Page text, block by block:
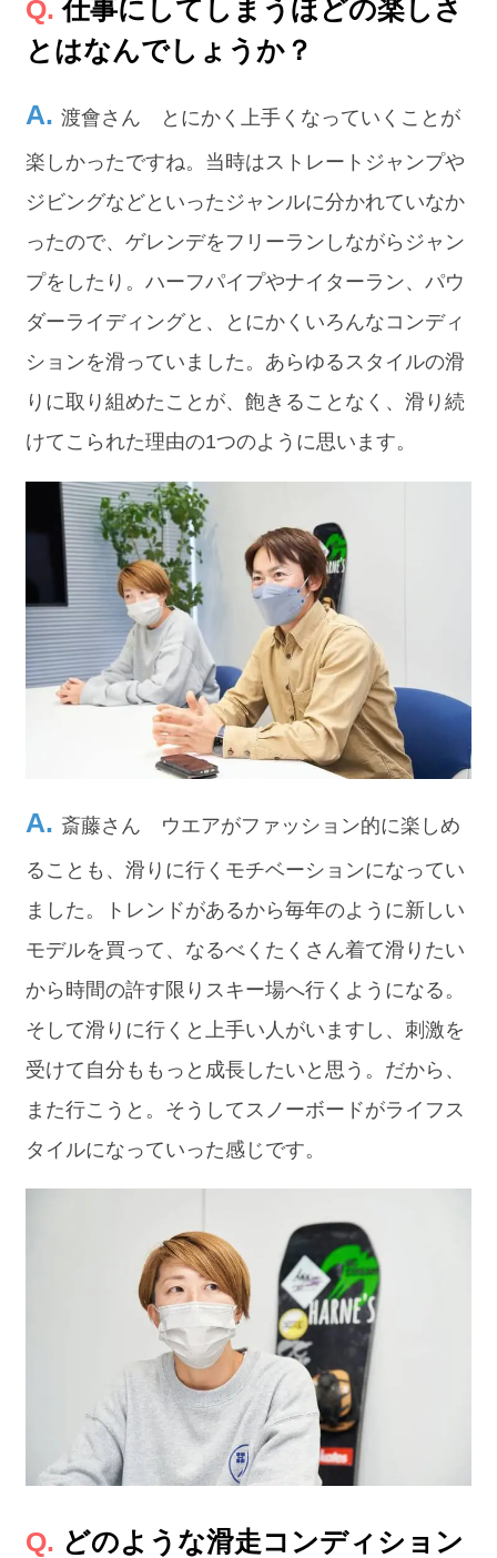
仕事にしてしまうほどの楽しさ
とはなんでしょうか？
渡會さん とにかく上手くなっていくことが
楽しかったですね。当時はストレートジャンプや
ジビングなどといったジャンルに分かれていなか
ったので、ゲレンデをフリーランしながらジャン
プをしたり。ハーフパイプやナイターラン、パウ
ダーライディングと、とにかくいろんなコンディ
ションを滑っていました。あらゆるスタイルの滑
りに取り組めたことが、飽きることなく、滑り続
けてこられた理由の1つのように思います。
斎藤さん ウエアがファッション的に楽しめ
ることも、滑りに行くモチベーションになってい
ました。トレンドがあるから毎年のように新しい
モデルを買って、なるべくたくさん着て滑りたい
から時間の許す限りスキー場へ行くようになる。
そして滑りに行くと上手い人がいますし、刺激を
受けて自分ももっと成長したいと思う。だから、
また行こうと。そうしてスノーボードがライフス
タイルになっていった感じです。
どのような滑走コンディション